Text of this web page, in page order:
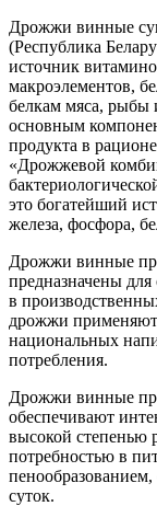
Дрожжи винные
(Республика
источник
макроэлементов,
белкам мяса, рыбы
основным
продукта в
«Дрожжевой
это богатейший
железа, фосфора,
Дрожжи винные
предназначены
в
дрожжи
национальных
потребления.
Дрожжи винные
обеспечивают
высокой степенью
потребностью в
суток.